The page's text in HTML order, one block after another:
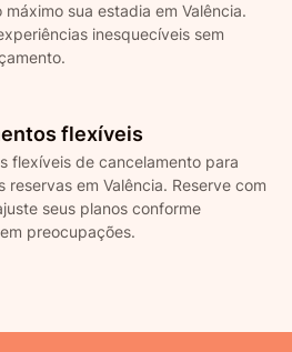
sua estadia em Valência.
inesquecíveis sem
flexíveis
flexíveis de cancelamento para
reservas em Valência. Reserve com
seus planos conforme
preocupações.